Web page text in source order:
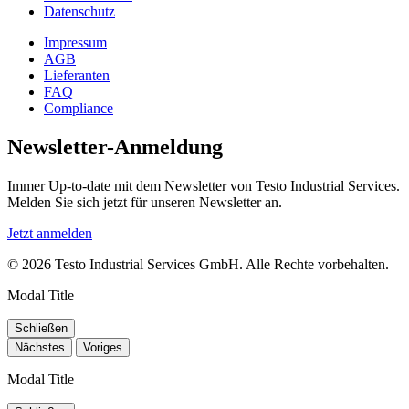
Datenschutz
Impressum
AGB
Lieferanten
FAQ
Compliance
Newsletter-Anmeldung
Immer Up-to-date mit dem Newsletter von Testo Industrial Services.
Melden Sie sich jetzt für unseren Newsletter an.
Jetzt anmelden
© 2026 Testo Industrial Services GmbH. Alle Rechte vorbehalten.
Modal Title
Schließen
Nächstes
Voriges
Modal Title